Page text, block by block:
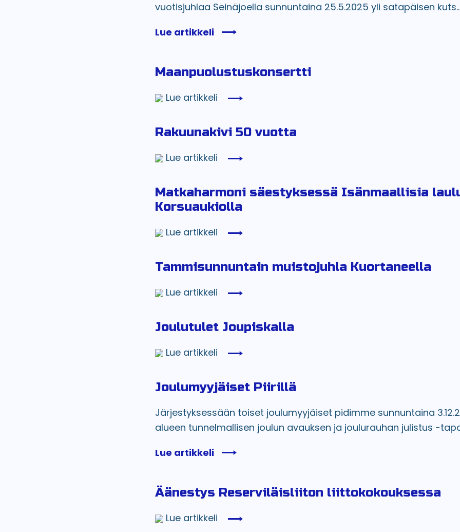
vuotisjuhlaa Seinäjoella sunnuntaina 25.5.2025 yli satapäisen
Lue artikkeli
Maanpuolustuskonsertti
Lue artikkeli
Rakuunakivi 50 vuotta
Lue artikkeli
Matkaharmoni säestyksessä Isänmaallisia
Korsuaukiolla
Lue artikkeli
Tammisunnuntain muistojuhla Kuortaneella
Lue artikkeli
Joulutulet Joupiskalla
Lue artikkeli
Joulumyyjäiset Piirillä
Järjestyksessään toiset joulumyyjäiset pidimme sunnuntaina
alueen tunnelmallisen joulun avauksen ja joulurauhan julistus -
Lue artikkeli
Äänestys Reserviläisliiton liittokokouksessa
Lue artikkeli